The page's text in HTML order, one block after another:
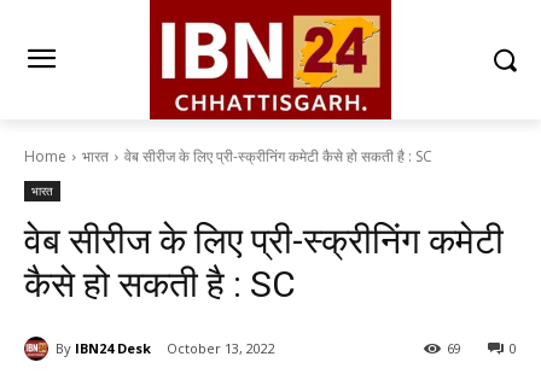
Home भारत वेब सीरीज के लिए प्री-स्क्रीनिंग कमेटी कैसे हो सकती है : SC
भारत
वेब सीरीज के लिए प्री-स्क्रीनिंग कमेटी
कैसे हो सकती है : SC
By IBN24 Desk October 13, 2022 0
69